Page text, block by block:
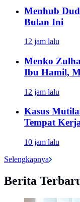
Menhub
Bulan Ini
12 jam lalu
Menko
Ibu Hamil,
12 jam lalu
Kasus
Tempat
10 jam lalu
Selengkapnya
Berita